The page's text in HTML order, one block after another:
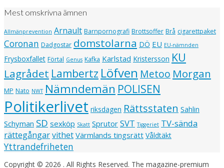
Mest omskrivna ämnen
Allmänprevention Arnault Barnpornografi Brottsoffer Brå cigarettpaket
Coronan Dadgostar domstolarna DÖ EU EU-nämnden
Frysboxfallet Förtal Genus Kafka Karlstad Kristersson KU
Lagrådet Lambertz Löfven Metoo Morgan
MP Nato NWT Nämndemän POLISEN
Politikerlivet riksdagen Rättsstaten Sahlin
Schyman SD sexköp Skatt Sprutor SVT Tiggeriet TV-sända
rättegångarvithet Värmlands tingsrätt Våldtäkt
Yttrandefriheten
Copyright © 2026 . All Rights Reserved. The magazine-premium